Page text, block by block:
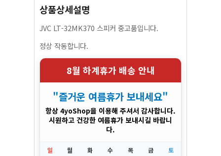
상품상세설명
JVC LT-32MK370 스피커 중고품입니다.
정상 작동합니다.
8월 하계휴가 배송 안내
"즐거운 여름휴가 보내세요"
항상 4yoShop을 이용해 주셔서 감사합니다.
시원하고 건강한 여름휴가 보내시길 바랍니
다.
일 월 화 수 목 금 토